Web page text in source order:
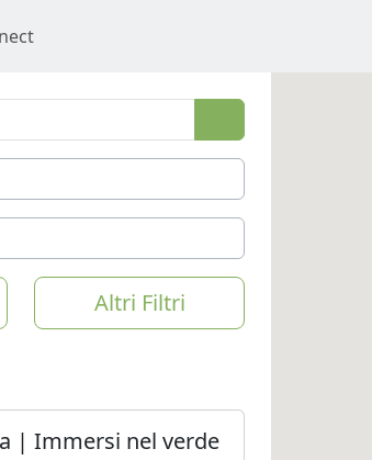
Altri Filtri
| Immersi nel verde